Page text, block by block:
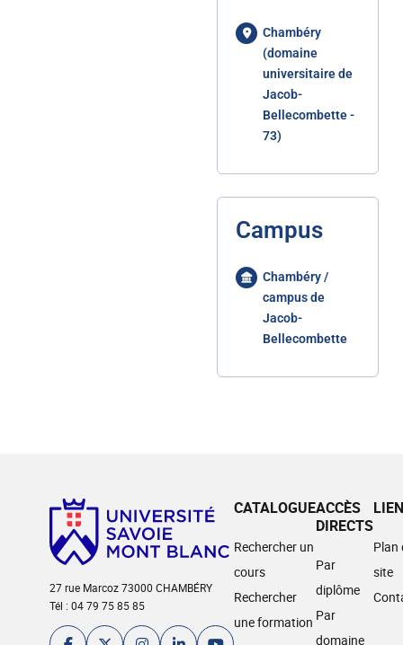
Chambéry
(domaine
universitaire de
Jacob-
Bellecombette -
73)
Campus
Chambéry /
campus de
Jacob-
Bellecombette
27 rue Marcoz 73000 CHAMBÉRY
Tél : 04 79 75 85 85
CATALOGUE
Rechercher un
cours
Rechercher
une formation
ACCÈS
DIRECTS
Par
diplôme
Par
domaine
Plan
site